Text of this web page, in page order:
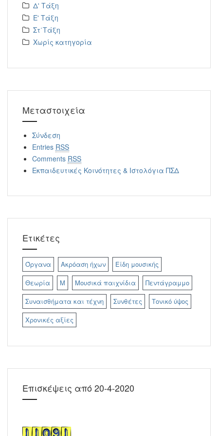
Δ' Τάξη
Ε' Τάξη
Στ΄Τάξη
Χωρίς κατηγορία
Μεταστοιχεία
Σύνδεση
Entries RSS
Comments RSS
Εκπαιδευτικές Κοινότητες & Ιστολόγια ΠΣΔ
Ετικέτες
Όργανα Ακρόαση ήχων
Είδη μουσικής
Θεωρία
Μ Μουσικά παιχνίδια
Πεντάγραμμο
Συναισθήματα και τέχνη
Συνθέτες
Τονικό ύψος
Χρονικές αξίες
Επισκέψεις από 20-4-2020